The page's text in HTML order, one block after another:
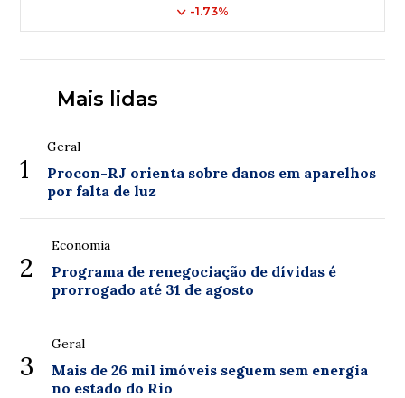
-1.73%
Mais lidas
1
Geral
Procon-RJ orienta sobre danos em aparelhos
por falta de luz
2
Economia
Programa de renegociação de dívidas é
prorrogado até 31 de agosto
3
Geral
Mais de 26 mil imóveis seguem sem energia
no estado do Rio